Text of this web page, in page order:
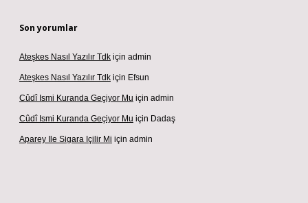
Son yorumlar
Ateşkes Nasıl Yazılır Tdk için admin
Ateşkes Nasıl Yazılır Tdk için Efsun
Cûdî Ismi Kuranda Geçiyor Mu için admin
Cûdî Ismi Kuranda Geçiyor Mu için Dadaş
Aparey Ile Sigara Içilir Mi için admin